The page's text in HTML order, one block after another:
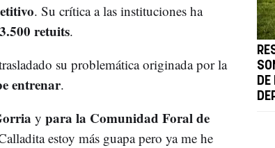
. Su crítica a las instituciones ha
retuits.
su problemática originada por la
entrenar.
y para la Comunidad Foral de
estoy más guapa pero ya me he